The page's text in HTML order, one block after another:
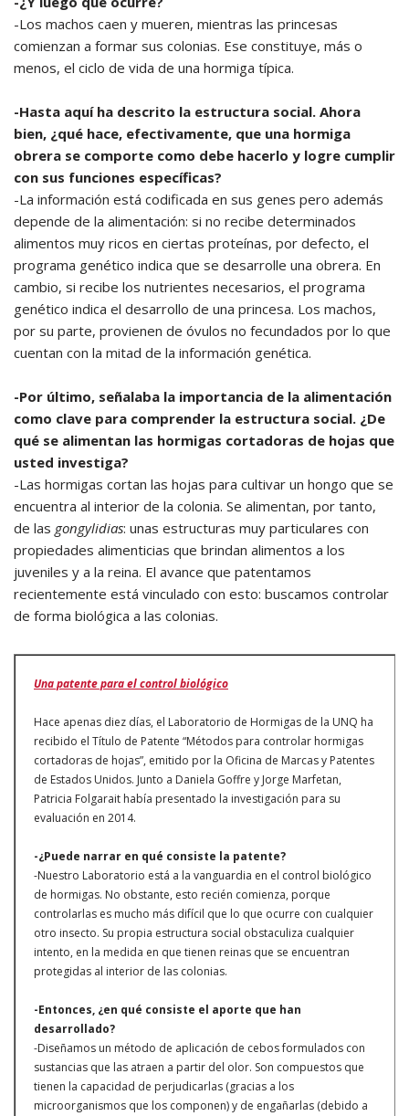
-Los machos caen y mueren, mientras las princesas
comienzan a formar sus colonias. Ese constituye, más o
menos, el ciclo de vida de una hormiga típica.
-Hasta aquí ha descrito la estructura social. Ahora
bien, ¿qué hace, efectivamente, que una hormiga
obrera se comporte como debe hacerlo y logre cumplir
con sus funciones específicas?
-La información está codificada en sus genes pero además
depende de la alimentación: si no recibe determinados
alimentos muy ricos en ciertas proteínas, por defecto, el
programa genético indica que se desarrolle una obrera. En
cambio, si recibe los nutrientes necesarios, el programa
genético indica el desarrollo de una princesa. Los machos,
por su parte, provienen de óvulos no fecundados por lo que
cuentan con la mitad de la información genética.
-Por último, señalaba la importancia de la alimentación
como clave para comprender la estructura social. ¿De
qué se alimentan las hormigas cortadoras de hojas que
usted investiga?
-Las hormigas cortan las hojas para cultivar un hongo que se
encuentra al interior de la colonia. Se alimentan, por tanto,
de las gongylidias: unas estructuras muy particulares con
propiedades alimenticias que brindan alimentos a los
juveniles y a la reina. El avance que patentamos
recientemente está vinculado con esto: buscamos controlar
de forma biológica a las colonias.
Una patente para el control biológico
Hace apenas diez días, el Laboratorio de Hormigas de la UNQ ha
recibido el Título de Patente “Métodos para controlar hormigas
cortadoras de hojas”, emitido por la Oficina de Marcas y Patentes
de Estados Unidos. Junto a Daniela Goffre y Jorge Marfetan,
Patricia Folgarait había presentado la investigación para su
evaluación en 2014.
-¿Puede narrar en qué consiste la patente?
-Nuestro Laboratorio está a la vanguardia en el control biológico
de hormigas. No obstante, esto recién comienza, porque
controlarlas es mucho más difícil que lo que ocurre con cualquier
otro insecto. Su propia estructura social obstaculiza cualquier
intento, en la medida en que tienen reinas que se encuentran
protegidas al interior de las colonias.
-Entonces, ¿en qué consiste el aporte que han
desarrollado?
-Diseñamos un método de aplicación de cebos formulados con
sustancias que las atraen a partir del olor. Son compuestos que
tienen la capacidad de perjudicarlas (gracias a los
microorganismos que los componen) y de engañarlas (debido a